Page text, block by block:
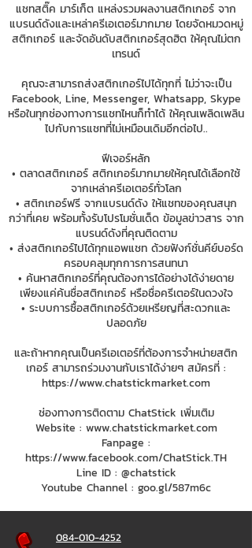
แชทสติ๊ค มาร์เก็ต แหล่งรวมผลงานสติกเกอร์ จาก
แบรนด์ดังและเหล่าครีเอเตอร์มากมาย โดยจัดหมวดหมู่
สติกเกอร์ และจัดอันดับสติกเกอร์สุดฮิต ให้คุณไม่ตก
เทรนด์
คุณจะสามารถส่งสติกเกอร์ไปได้ทุกที่ ไม่ว่าจะเป็น
Facebook, Line, Messenger, Whatsapp, Skype
หรือในทุกช่องทางการแชทไหนก็ทำได้ ให้คุณเพลิดเพลิน
ไปกับการแชทที่ไม่เหมือนเดิมอีกต่อไป..
ฟีเจอร์หลัก
• ตลาดสติกเกอร์ สติกเกอร์มากมายให้คุณได้เลือกใช้
จากเหล่าครีเอเตอร์ทั่วโลก
• สติกเกอร์ฟรี จากแบรนด์ดัง ให้แชทของคุณสนุก
กว่าที่เคย พร้อมทั้งรับโปรโมชั่นเด็ด ข้อมูลข่าวสาร จาก
แบรนด์ดังที่คุณติดตาม
• ส่งสติกเกอร์ไปได้ทุกแอพแชท ด้วยฟังก์ชั่นคีย์บอร์ด
ครอบคลุมทุกการการสนทนา
• ค้นหาสติกเกอร์ที่คุณต้องการได้อย่างได้ง่ายดาย
เพียงแค่ค้นชื่อสติกเกอร์ หรือชื่อครีเตอร์ในดวงใจ
• ระบบการซื้อสติกเกอร์ด้วยเหรียญที่สะดวกและ
ปลอดภัย
และถ้าหากคุณเป็นครีเอเตอร์ที่ต้องการจำหน่ายสติก
เกอร์ สามารถร่วมงานกับเราได้ง่ายๆ สมัครที่ :
https://www.chatstickmarket.com
ช่องทางการติดตาม ChatStick เพิ่มเติม
Website : www.chatstickmarket.com
Fanpage :
https://www.facebook.com/ChatStick.TH
Line ID : @chatstick
Youtube Channel : goo.gl/587m6c
084-010-4252